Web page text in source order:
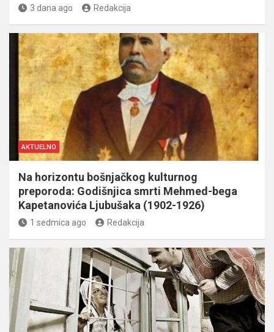
3 dana ago Redakcija
AKTUELNO
Na horizontu bošnjačkog kulturnog
preporoda: Godišnjica smrti Mehmed-bega
Kapetanovića Ljubušaka (1902-1926)
1 sedmica ago Redakcija